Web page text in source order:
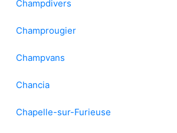
Champdivers
Champrougier
Champvans
Chancia
Chapelle-sur-Furieuse